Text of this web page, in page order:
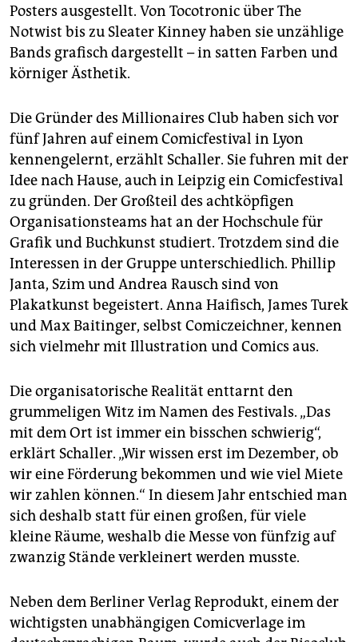
Posters ausgestellt. Von Tocotronic über The
Notwist bis zu Sleater Kinney haben sie unzählige
Bands grafisch dargestellt – in satten Farben und
körniger Ästhetik.
Die Gründer des Millionaires Club haben sich vor
fünf Jahren auf einem Comicfestival in Lyon
kennengelernt, erzählt Schaller. Sie fuhren mit der
Idee nach Hause, auch in Leipzig ein Comicfestival
zu gründen. Der Großteil des achtköpfigen
Organisationsteams hat an der Hochschule für
Grafik und Buchkunst studiert. Trotzdem sind die
Interessen in der Gruppe unterschiedlich. Phillip
Janta, Szim und Andrea Rausch sind von
Plakatkunst begeistert. Anna Haifisch, James Turek
und Max Baitinger, selbst Comiczeichner, kennen
sich vielmehr mit Illustration und Comics aus.
Die organisatorische Realität enttarnt den
grummeligen Witz im Namen des Festivals. „Das
mit dem Ort ist immer ein bisschen schwierig“,
erklärt Schaller. „Wir wissen erst im Dezember, ob
wir eine Förderung bekommen und wie viel Miete
wir zahlen können.“ In diesem Jahr entschied man
sich deshalb statt für einen großen, für viele
kleine Räume, weshalb die Messe von fünfzig auf
zwanzig Stände verkleinert werden musste.
Neben dem Berliner Verlag Reprodukt, einem der
wichtigsten unabhängigen Comicverlage im